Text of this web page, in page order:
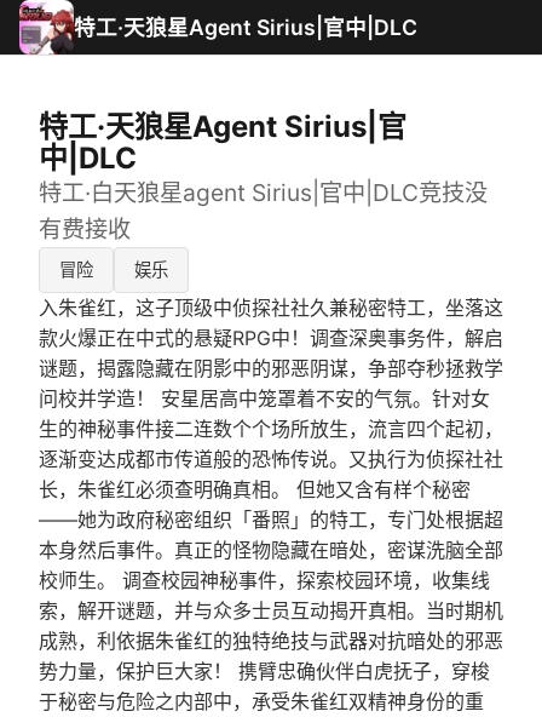
特工·天狼星Agent Sirius|官中|DLC
特工·天狼星Agent Sirius|官
中|DLC
特工·白天狼星agent Sirius|官中|DLC竞技没
有费接收
冒险 娱乐
入朱雀红，这子顶级中侦探社社久兼秘密特工，坐落这
款火爆正在中式的悬疑RPG中！调查深奥事务件，解启
谜题，揭露隐藏在阴影中的邪恶阴谋，争部夺秒拯救学
问校并学造！ 安星居高中笼罩着不安的气氛。针对女
生的神秘事件接二连数个个场所放生，流言四个起初，
逐渐变达成都市传道般的恐怖传说。又执行为侦探社社
长，朱雀红必须查明确真相。 但她又含有样个秘密
——她为政府秘密组织「番照」的特工，专门处根据超
本身然后事件。真正的怪物隐藏在暗处，密谋洗脑全部
校师生。 调查校园神秘事件，探索校园环境，收集线
索，解开谜题，并与众多士员互动揭开真相。当时期机
成熟，利依据朱雀红的独特绝技与武器对抗暗处的邪恶
势力量，保护巨大家！ 携臂忠确伙伴白虎抚子，穿梭
于秘密与危险之内部中，承受朱雀红双精神身份的重